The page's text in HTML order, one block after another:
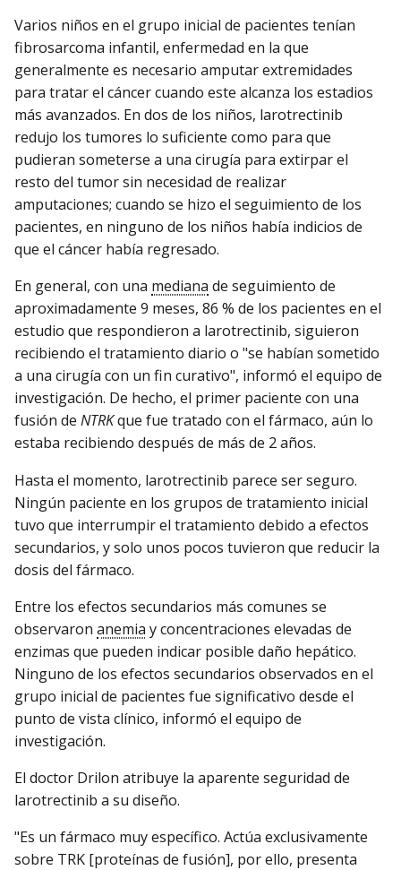
Varios niños en el grupo inicial de pacientes tenían
fibrosarcoma infantil, enfermedad en la que
generalmente es necesario amputar extremidades
para tratar el cáncer cuando este alcanza los estadios
más avanzados. En dos de los niños, larotrectinib
redujo los tumores lo suficiente como para que
pudieran someterse a una cirugía para extirpar el
resto del tumor sin necesidad de realizar
amputaciones; cuando se hizo el seguimiento de los
pacientes, en ninguno de los niños había indicios de
que el cáncer había regresado.
En general, con una mediana de seguimiento de
aproximadamente 9 meses, 86 % de los pacientes en el
estudio que respondieron a larotrectinib, siguieron
recibiendo el tratamiento diario o "se habían sometido
a una cirugía con un fin curativo", informó el equipo de
investigación. De hecho, el primer paciente con una
fusión de NTRKque fue tratado con el fármaco, aún lo
estaba recibiendo después de más de 2 años.
Hasta el momento, larotrectinib parece ser seguro.
Ningún paciente en los grupos de tratamiento inicial
tuvo que interrumpir el tratamiento debido a efectos
secundarios, y solo unos pocos tuvieron que reducir la
dosis del fármaco.
Entre los efectos secundarios más comunes se
observaron anemia y concentraciones elevadas de
enzimas que pueden indicar posible daño hepático.
Ninguno de los efectos secundarios observados en el
grupo inicial de pacientes fue significativo desde el
punto de vista clínico, informó el equipo de
investigación.
El doctor Drilon atribuye la aparente seguridad de
larotrectinib a su diseño.
"Es un fármaco muy específico. Actúa exclusivamente
sobre TRK [proteínas de fusión], por ello, presenta